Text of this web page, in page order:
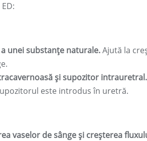
unei substanțe naturale.Ajută la
și supozitor intrauretral.
este introdus în uretră.
vaselor de sânge și creșterea